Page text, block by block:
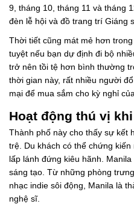
9, tháng 10, tháng 11 và tháng
đèn lễ hội và đồ trang trí Giáng
Thời tiết cũng mát mẻ hơn
tuyệt nếu bạn dự định đi bộ
trở nên tồi tệ hơn bình thường
thời gian này, rất nhiều người
mại để mua sắm cho kỳ nghỉ
Hoạt động thú vị
Thành phố này cho thấy sự kết
trệ. Du khách có thể chứng
lấp lánh đứng kiêu hãnh.
sáng tạo. Từ những phòng
nhạc indie sôi động, Manila là
nghệ sĩ.